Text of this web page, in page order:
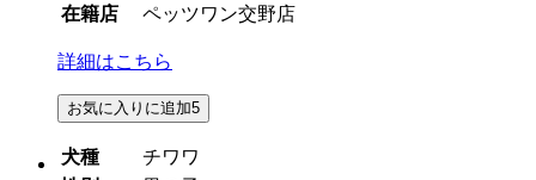
在籍店
ペッツワン交野店
詳細はこちら
お気に入りに追加5
犬種
チワワ